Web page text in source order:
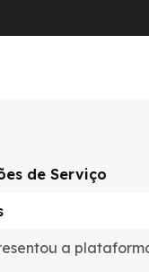
de Serviço
a